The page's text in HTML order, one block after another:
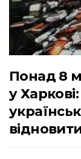
Понад 8
у